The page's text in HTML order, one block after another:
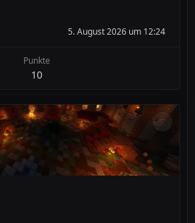
5. August 2026 um 12:24
Punkte
10